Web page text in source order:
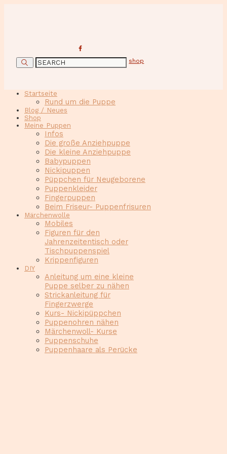
shop
Startseite
Rund um die Puppe
Blog / Neues
Shop
Meine Puppen
Infos
Die große Anziehpuppe
Die kleine Anziehpuppe
Babypuppen
Nickipuppen
Püppchen für Neugeborene
Puppenkleider
Fingerpuppen
Beim Friseur- Puppenfrisuren
Märchenwolle
Mobiles
Figuren für den
Jahrenzeitentisch oder
Tischpuppenspiel
Krippenfiguren
DIY
Anleitung um eine kleine
Puppe selber zu nähen
Strickanleitung für
Fingerzwerge
Kurs- Nickipüppchen
Puppenohren nähen
Märchenwoll- Kurse
Puppenschuhe
Puppenhaare als Perücke